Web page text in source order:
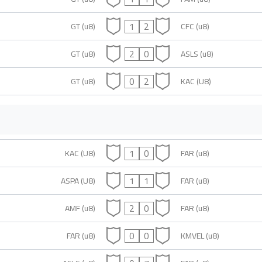
GT (u8)
1 2
CFC (u8)
GT (u8)
2 0
ASLS (u8)
GT (u8)
0 2 KAC (U8)
KAC (U8) 1 0
FAR (u8)
ASPA (U8)
1 1
FAR (u8)
AMF (u8)
2 0
FAR (u8)
FAR (u8)
0 0
KMVEL (u8)